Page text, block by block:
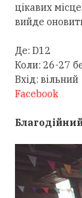
цікавих
вийде
Де: D12
Коли: 26-27
Вхід: вільний
Facebook